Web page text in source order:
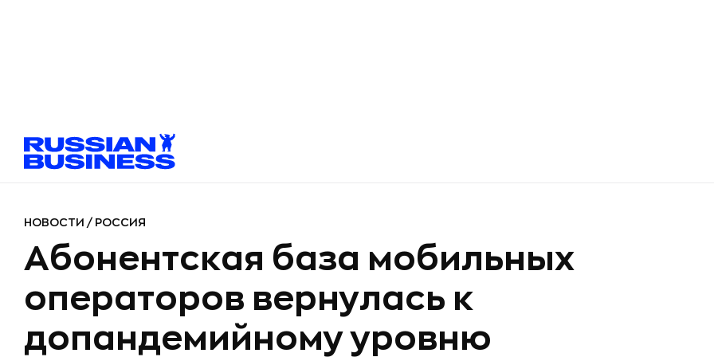
НОВОСТИ / РОССИЯ
Абонентская база мобильных
операторов вернулась к
допандемийному уровню